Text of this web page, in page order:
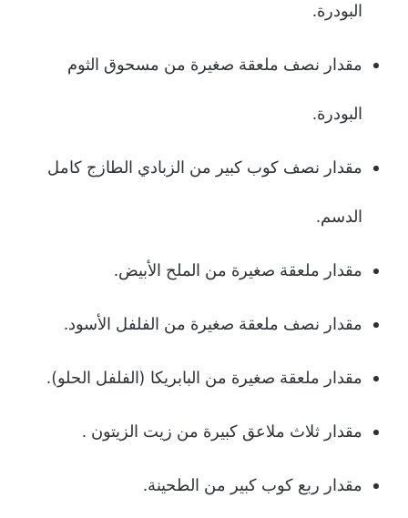
البودرة.
مقدار نصف ملعقة صغيرة من مسحوق الثوم
البودرة.
مقدار نصف كوب كبير من الزبادي الطازج كامل
الدسم.
مقدار ملعقة صغيرة من الملح الأبيض.
مقدار نصف ملعقة صغيرة من الفلفل الأسود.
مقدار ملعقة صغيرة من البابريكا (الفلفل الحلو).
مقدار ثلاث ملاعق كبيرة من زيت الزيتون .
مقدار ربع كوب كبير من الطحينة.